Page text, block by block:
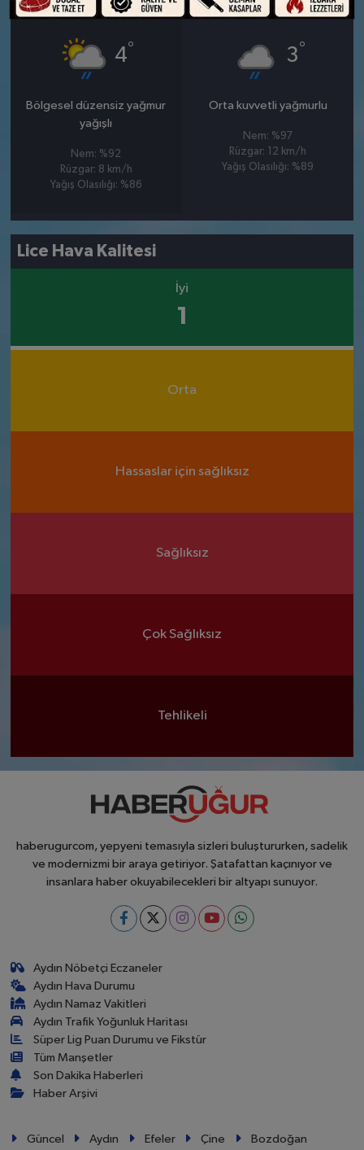
CUMARTESI
4°
Bölgesel düzensiz yağmur
yağışlı
Nem: %92
Rüzgar: 8 km/h
Yağış Olasılığı: %86
PAZAR
3°
Orta kuvvetli yağmurlu
Nem: %97
Rüzgar: 12 km/h
Yağış Olasılığı: %89
Lice Hava Kalitesi
İyi
1
Orta
Hassaslar için sağlıksız
Sağlıksız
Çok Sağlıksız
Tehlikeli
haberugurcom, yepyeni temasıyla sizleri buluştururken, sadelik
ve modernizmi bir araya getiriyor. Şatafattan kaçınıyor ve
insanlara haber okuyabilecekleri bir altyapı sunuyor.
Aydın Nöbetçi Eczaneler
Aydın Hava Durumu
Aydın Namaz Vakitleri
Aydın Trafik Yoğunluk Haritası
Süper Lig Puan Durumu ve Fikstür
Tüm Manşetler
Son Dakika Haberleri
Haber Arşivi
Güncel Aydın Efeler Çine Bozdoğan